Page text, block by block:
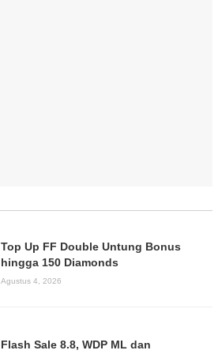
Top Up FF Double Untung Bonus
hingga 150 Diamonds
Agustus 4, 2026
Flash Sale 8.8, WDP ML dan